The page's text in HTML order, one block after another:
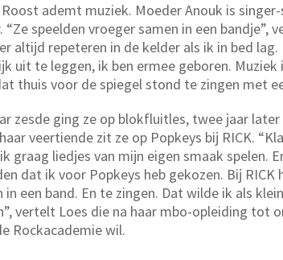
Roost ademt muziek. Moeder Anouk is
“Ze speelden vroeger samen in een bandje”,
altijd repeteren in de kelder als ik in bed
uit te leggen, ik ben ermee geboren. Muziek
thuis voor de spiegel stond te zingen met
zesde ging ze op blokfluitles, twee jaar
veertiende zit ze op Popkeys bij RICK.
graag liedjes van mijn eigen smaak spelen.
dat ik voor Popkeys heb gekozen. Bij
in een band. En te zingen. Dat wilde ik als
vertelt Loes die na haar mbo-opleiding tot
Rockacademie wil.